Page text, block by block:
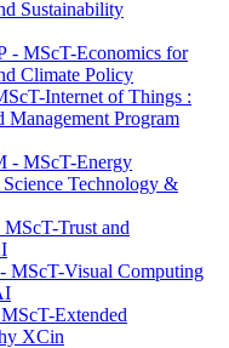
Sustainability
- MScT-Economics for
Climate Policy
Internet of Things :
Management Program
- MScT-Energy
Technology &
Trust and
MScT-Visual Computing
Extended
XCin